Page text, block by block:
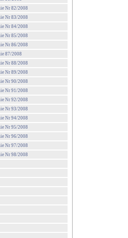
Nr 82/2008
Nr 83/2008
Nr 84/2008
Nr 85/2008
Nr 86/2008
87/2008
Nr 88/2008
Nr 89/2008
Nr 90/2008
Nr 91/2008
Nr 92/2008
Nr 93/2008
Nr 94/2008
Nr 95/2008
Nr 96/2008
Nr 97/2008
Nr 98/2008